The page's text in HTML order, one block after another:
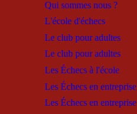
Qui sommes nous ?
L'école d'échecs
Le club pour adultes
Le club pour adultes
Les Échecs à l'école
Les Échecs en entreprise
Les Échecs en entreprise